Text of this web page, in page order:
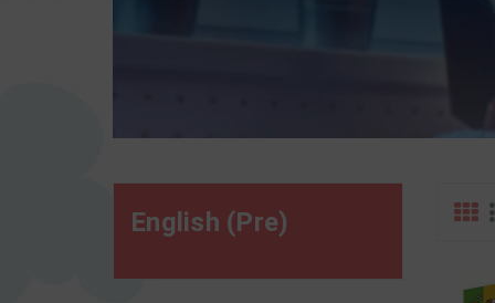
English (pre)